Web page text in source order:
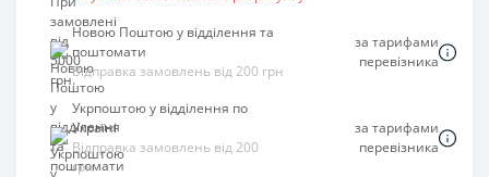
Новою Поштою у відділення та
поштомати
Відправка замовлень від 200 грн
за тарифами
перевізника
Укрпоштою у відділення по
Україні
Відправка замовлень від 200
грн
за тарифами
перевізника